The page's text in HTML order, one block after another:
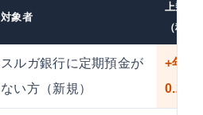
対象者
上乗せ
（税引
スルガ銀行に定期預金が
ない方（新規）
+年利
0.20%